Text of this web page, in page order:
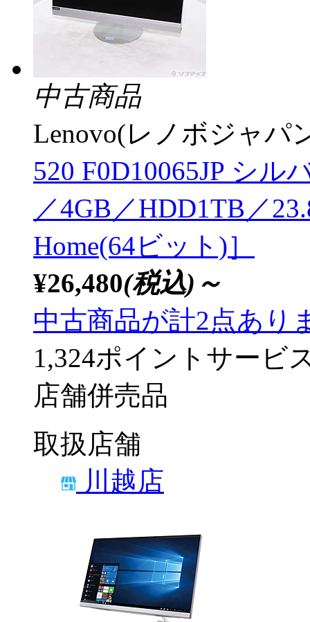
中古商品
Lenovo(レノボジャパ
520 F0D10065JP シル
／4GB／HDD1TB／
Home(64ビット)］
¥26,480(税込)～
中古商品が計2点あり
1,324ポイントサービ
店舗併売品
取扱店舗
川越店